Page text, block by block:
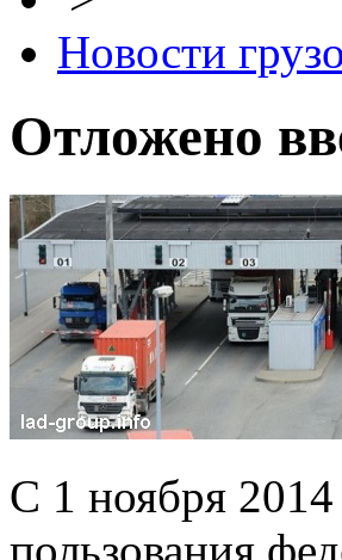
Новости
Отложено
С 1 ноября 2014
пользования